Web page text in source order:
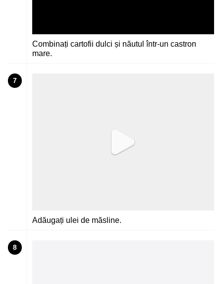
Combinați cartofii dulci și năutul într-un castron
mare.
7
Adăugați ulei de măsline.
8